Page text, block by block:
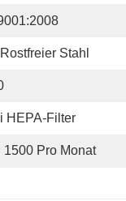
Stahl
HEPA-Filter
1500 Pro Monat